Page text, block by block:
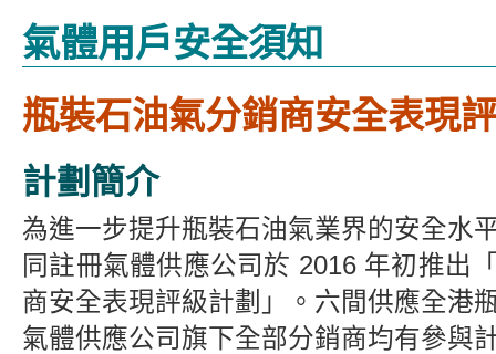
始
氣體用戶安全須知
瓶裝石油氣分銷商安全表現
計劃簡介
為進一步提升瓶裝石油氣業界的安全水
同註冊氣體供應公司於 2016 年初推出
商安全表現評級計劃」。六間供應全港
氣體供應公司旗下全部分銷商均有參與